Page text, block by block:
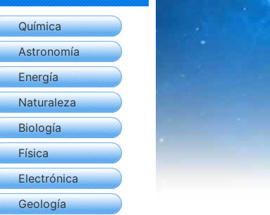
Química
Astronomía
Energía
Naturaleza
Biología
Física
Electrónica
Geología